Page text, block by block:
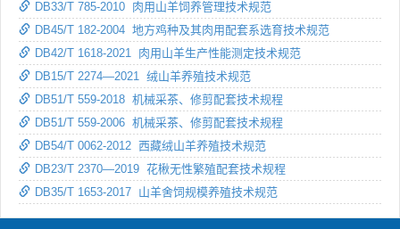
DB33/T 785-2010 肉用山羊饲养管理技术规范
DB45/T 182-2004 地方鸡种及其肉用配套系选育技术规范
DB42/T 1618-2021 肉用山羊生产性能测定技术规范
DB15/T 2274—2021 绒山羊养殖技术规范
DB51/T 559-2018 机械采茶、修剪配套技术规程
DB51/T 559-2006 机械采茶、修剪配套技术规程
DB54/T 0062-2012 西藏绒山羊养殖技术规范
DB23/T 2370—2019 花楸无性繁殖配套技术规程
DB35/T 1653-2017 山羊舍饲规模养殖技术规范